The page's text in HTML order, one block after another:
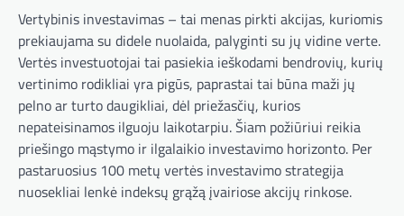
Vertybinis investavimas – tai menas pirkti akcijas, kuriomis
prekiaujama su didele nuolaida, palyginti su jų vidine verte.
Vertės investuotojai tai pasiekia ieškodami bendrovių, kurių
vertinimo rodikliai yra pigūs, paprastai tai būna maži jų
pelno ar turto daugikliai, dėl priežasčių, kurios
nepateisinamos ilguoju laikotarpiu. Šiam požiūriui reikia
priešingo mąstymo ir ilgalaikio investavimo horizonto. Per
pastaruosius 100 metų vertės investavimo strategija
nuosekliai lenkė indeksų grąžą įvairiose akcijų rinkose.